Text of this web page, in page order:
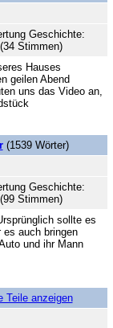
Geschichte:
Stimmen)
Hauses
geilen Abend
uns das Video an,
(1539 Wörter)
Geschichte:
Stimmen)
sollte es
es auch bringen
und ihr Mann
Teile anzeigen